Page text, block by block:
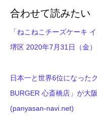
合わせて読みたい
「ねこねこチーズケーキ
堺区 2020年7月31日（金
日本一と世界6位になった
BURGER 心斎橋店」が大
(panyasan-navi.net)